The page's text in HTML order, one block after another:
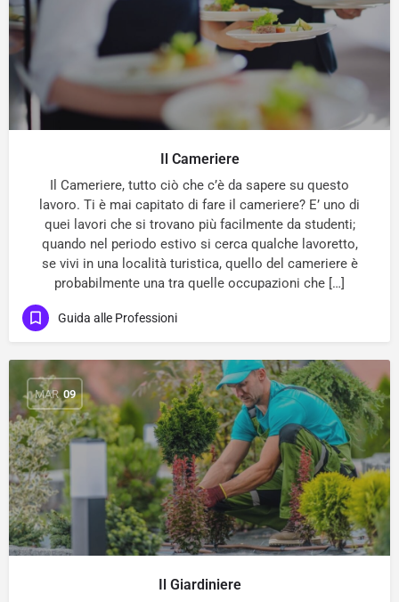
Il Cameriere
Il Cameriere, tutto ciò che c’è da sapere su questo
lavoro. Ti è mai capitato di fare il cameriere? E’ uno di
quei lavori che si trovano più facilmente da studenti;
quando nel periodo estivo si cerca qualche lavoretto,
se vivi in una località turistica, quello del cameriere è
probabilmente una tra quelle occupazioni che […]
Guida alle Professioni
MAR 09
Il Giardiniere